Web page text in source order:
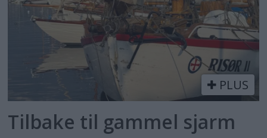
PLUS
Tilbake til gammel sjarm